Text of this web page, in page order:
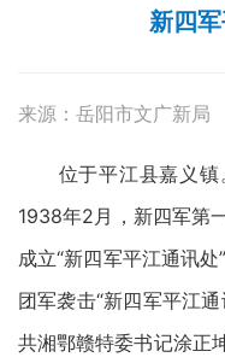
新四
来源：岳阳市文广新局
位于平江县嘉义镇
1938年2月，新四军第
成立“新四军平江通讯
团军袭击“新四军平江
共湘鄂赣特委书记涂正